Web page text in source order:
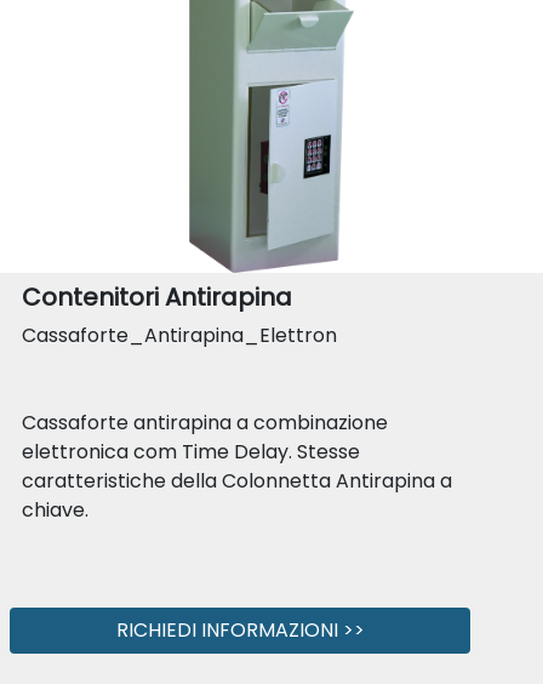
Contenitori Antirapina
Cassaforte_Antirapina_Elettron
Cassaforte antirapina a combinazione
elettronica com Time Delay. Stesse
caratteristiche della Colonnetta Antirapina a
chiave.
RICHIEDI INFORMAZIONI >>